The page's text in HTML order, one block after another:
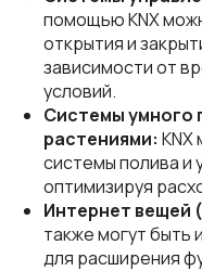
помощью KNX
открытия и
зависимости от
условий.
Системы умного
растениями:
системы полива и
оптимизируя
Интернет вещей
также могут быть
для расширения